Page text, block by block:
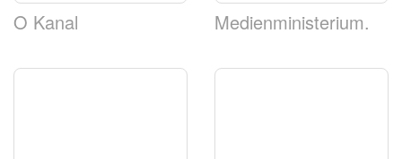
O Kanal Medienministerium.